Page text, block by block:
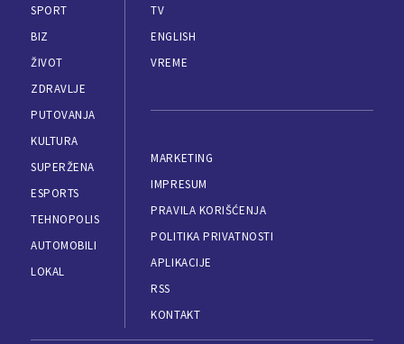
SPORT
BIZ
ŽIVOT
ZDRAVLJE
PUTOVANJA
KULTURA
SUPERŽENA
ESPORTS
TEHNOPOLIS
AUTOMOBILI
LOKAL
TV
ENGLISH
VREME
MARKETING
IMPRESUM
PRAVILA KORIŠĆENJA
POLITIKA PRIVATNOSTI
APLIKACIJE
RSS
KONTAKT